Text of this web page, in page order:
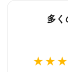
多